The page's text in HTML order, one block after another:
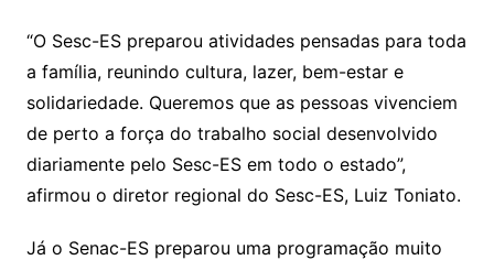
“O Sesc-ES preparou atividades pensadas para toda
a família, reunindo cultura, lazer, bem-estar e
solidariedade. Queremos que as pessoas vivenciem
de perto a força do trabalho social desenvolvido
diariamente pelo Sesc-ES em todo o estado”,
afirmou o diretor regional do Sesc-ES, Luiz Toniato.
Já o Senac-ES preparou uma programação muito